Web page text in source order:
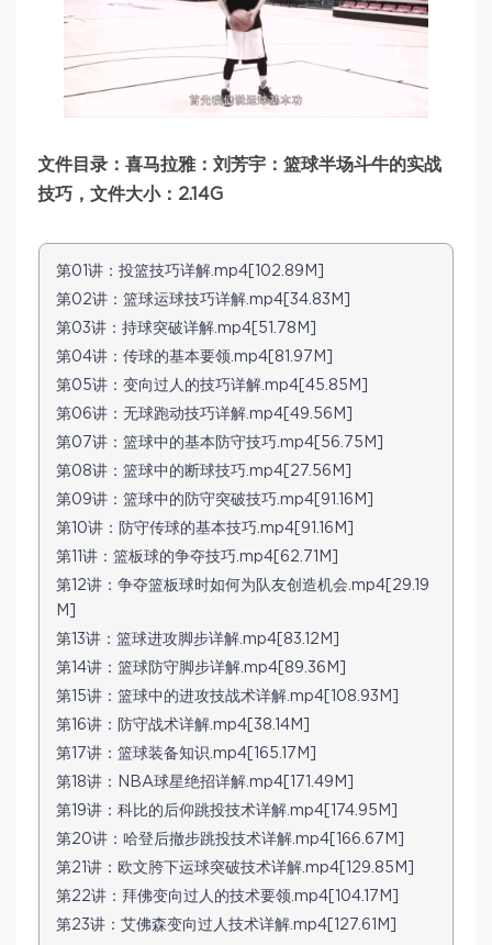
文件目录：喜马拉雅：刘芳宇：篮球半场斗牛的实战
技巧，文件大小：2.14G
第01讲：投篮技巧详解.mp4[102.89M]
第02讲：篮球运球技巧详解.mp4[34.83M]
第03讲：持球突破详解.mp4[51.78M]
第04讲：传球的基本要领.mp4[81.97M]
第05讲：变向过人的技巧详解.mp4[45.85M]
第06讲：无球跑动技巧详解.mp4[49.56M]
第07讲：篮球中的基本防守技巧.mp4[56.75M]
第08讲：篮球中的断球技巧.mp4[27.56M]
第09讲：篮球中的防守突破技巧.mp4[91.16M]
第10讲：防守传球的基本技巧.mp4[91.16M]
第11讲：篮板球的争夺技巧.mp4[62.71M]
第12讲：争夺篮板球时如何为队友创造机会.mp4[29.19
M]
第13讲：篮球进攻脚步详解.mp4[83.12M]
第14讲：篮球防守脚步详解.mp4[89.36M]
第15讲：篮球中的进攻技战术详解.mp4[108.93M]
第16讲：防守战术详解.mp4[38.14M]
第17讲：篮球装备知识.mp4[165.17M]
第18讲：NBA球星绝招详解.mp4[171.49M]
第19讲：科比的后仰跳投技术详解.mp4[174.95M]
第20讲：哈登后撤步跳投技术详解.mp4[166.67M]
第21讲：欧文胯下运球突破技术详解.mp4[129.85M]
第22讲：拜佛变向过人的技术要领.mp4[104.17M]
第23讲：艾佛森变向过人技术详解.mp4[127.61M]